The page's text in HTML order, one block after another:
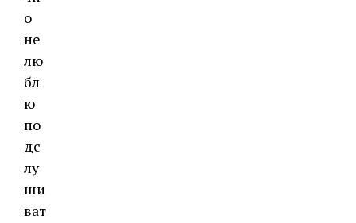
о
не
лю
бл
ю
по
дс
лу
ши
ват